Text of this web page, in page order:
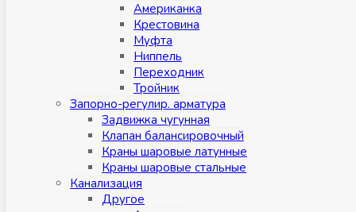
Американка
Крестовина
Муфта
Ниппель
Переходник
Тройник
Запорно-регулир. арматура
Задвижка чугунная
Клапан балансировочный
Краны шаровые латунные
Краны шаровые стальные
Канализация
Другое